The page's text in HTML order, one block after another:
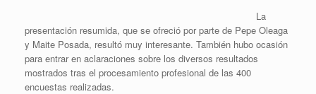
La
presentación resumida, que se ofreció por parte de Pepe Oleaga
y Maite Posada, resultó muy interesante. También hubo ocasión
para entrar en aclaraciones sobre los diversos resultados
mostrados tras el procesamiento profesional de las 400
encuestas realizadas.